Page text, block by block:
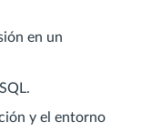
en un
y el entorno